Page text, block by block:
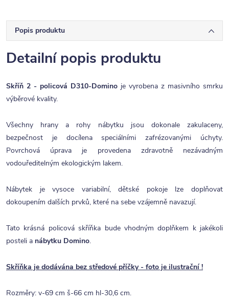
Popis produktu
Detailní popis produktu
Skříň 2 - policová D310-Domino je vyrobena z masivního smrku
výběrové kvality.
Všechny hrany a rohy nábytku jsou dokonale zakulaceny,
bezpečnost je docílena speciálními zafrézovanými úchyty.
Povrchová úprava je provedena zdravotně nezávadným
vodouředitelným ekologickým lakem.
Nábytek je vysoce variabilní, dětské pokoje lze doplňovat
dokoupením dalších prvků, které na sebe vzájemně navazují.
Tato krásná policová skříňka bude vhodným doplňkem k jakékoli
posteli a nábytku Domino.
Skříňka je dodávána bez středové příčky - foto je ilustrační !
Rozměry: v-69 cm š-66 cm hl-30,6 cm.